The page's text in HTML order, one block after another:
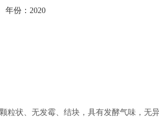
年份：2020
粒状、无发霉、结块，具有发酵气味，无